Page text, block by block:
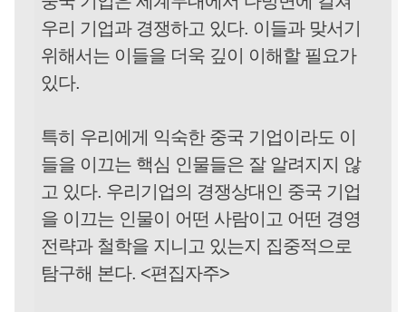
우리 기업과 경쟁하고 있다. 이들과 맞서기
위해서는 이들을 더욱 깊이 이해할 필요가
있다.
특히 우리에게 익숙한 중국 기업이라도 이
들을 이끄는 핵심 인물들은 잘 알려지지 않
고 있다. 우리기업의 경쟁상대인 중국 기업
을 이끄는 인물이 어떤 사람이고 어떤 경영
전략과 철학을 지니고 있는지 집중적으로
탐구해 본다. <편집자주>